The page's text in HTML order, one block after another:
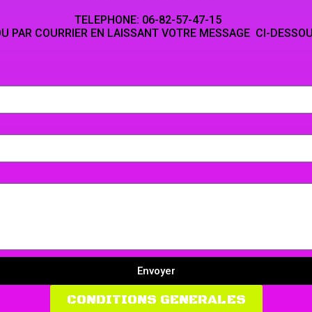
06-82-
VOTRE MESSAGE CI-
Envoyer
CONDITIONS GENERALES